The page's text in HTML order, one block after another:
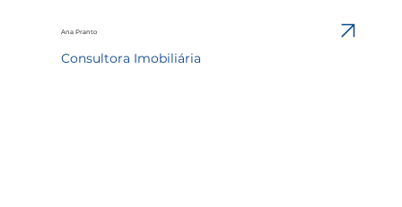
Ana Pranto
Consultora Imobiliária